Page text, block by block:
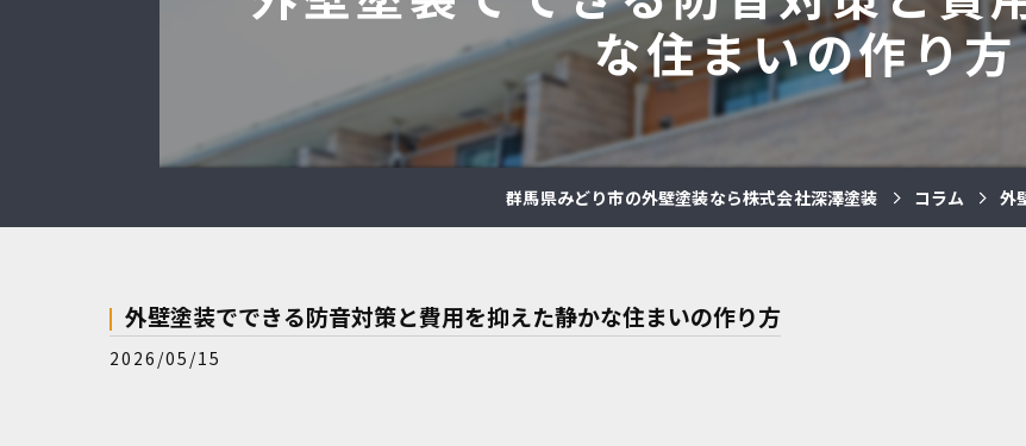
な住まいの作り方
群馬県みどり市の外壁塗装なら株式会社深澤塗装 コラム 外
外壁塗装でできる防音対策と費用を抑えた静かな住まいの作り方
2026/05/15